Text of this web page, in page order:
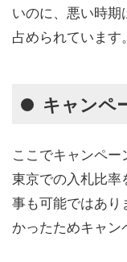
いのに、悪い時
占められています。
キャンペ
ここでキャンペー
東京での入札比率
事も可能ではあり
かったためキャン